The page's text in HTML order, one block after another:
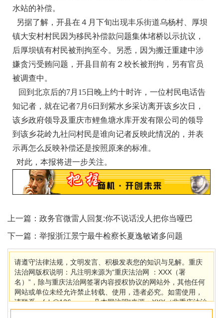
水站的补偿。
另据了解，开县在４月下旬出现丰乐街道乌杨村、厚坝
镇大安村村民因为移民补偿款问题集体堵桥以示抗议，
后厚坝镇有村民被刑拘至今。另悉，因为搬迁重建中涉
嫌贪污受贿问题，开县目前有２校长被刑拘，另有官员
被调查中。
回到北京后的7月15日晚上约十时许，一位村民电话告
知记者，就在记者7月6日到紫水乡采访离开该乡次日，
该乡政府领导及重庆市鲤鱼塘水库开发有限公司的领导
到该乡花岭九社问村民是谁向记者反映此情况的，并表
示再怎么反映补偿还是按照原来的标准。
对此，本报将进一步关注。
上一篇： 政务官微雷人回复:你不说话没人把你当哑巴
下一篇： 举报浙江景宁最牛检察长夏逸敏诸多问题
请遵守法律法规，文明发言、积极发表您的知识与见解。重庆
法治网版权说明：凡注明来源为“重庆法治网 ：XXX（署
名）”，除与重庆法治网签署内容授权协议的网站外，其他任何
网站或单位未经允许禁止转载、使用，违者必究。如需使用，
请联系cqfzb@126.com；凡本网注明“来源：XXX（非重庆法治
网）”的作品，均转载自其它媒体，目的在于传播更多信息，其